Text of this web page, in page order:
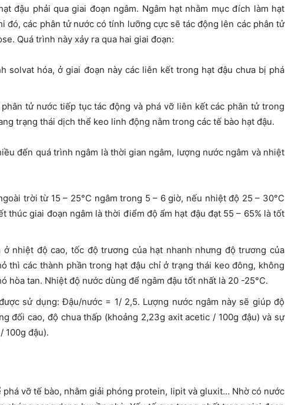
đậu phải qua giai đoạn ngâm. Ngâm hạt nhằm mục đích làm hạt
đó, các phân tử nước có tính lưỡng cực sẽ tác động lên các phân tử
Quá trình này xảy ra qua hai giai đoạn:
solvat hóa, ở giai đoạn này các liên kết trong hạt đậu chưa bị phá
tử nước tiếp tục tác động và phá vỡ liên kết các phân tử trong
trạng thái dịch thể keo linh động nằm trong các tế bào hạt đậu.
đến quá trình ngâm là thời gian ngâm, lượng nước ngâm và nhiệt
trời từ 15 – 25°C ngâm trong 5 – 6 giờ, nếu nhiệt độ 25 – 30°C
thúc giai đoạn ngâm là thời điểm độ ẩm hạt đậu đạt 55 – 65% là tốt
ở nhiệt độ cao, tốc độ trương của hạt nhanh nhưng độ trương của
thì các thành phần trong hạt đậu chỉ ở trạng thái keo đông, không
hòa tan. Nhiệt độ nước dùng để ngâm đậu tốt nhất là 20 -25°C.
sử dụng: Đậu/nước = 1/ 2,5. Lượng nước ngâm này sẽ giúp độ
đối cao, độ chua thấp (khoảng 2,23g axit acetic / 100g đậu) và sự
100g đậu).
vỡ tế bào, nhằm giải phóng protein, lipit và gluxit… Nhờ có nước